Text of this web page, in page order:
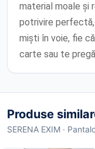
material moale și
potrivire
miști în voie, fie
carte sau te
Produse
SERENA EXIM ·